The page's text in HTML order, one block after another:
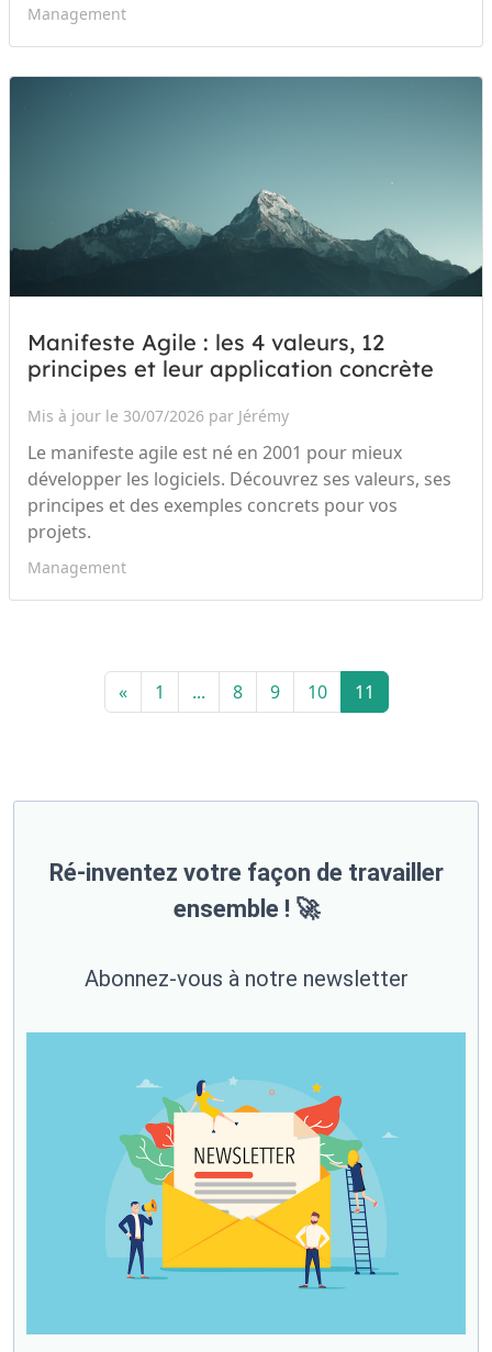
Management
Manifeste Agile : les 4 valeurs, 12
principes et leur application concrète
Mis à jour le 30/07/2026 par Jérémy
Le manifeste agile est né en 2001 pour mieux
développer les logiciels. Découvrez ses valeurs, ses
principes et des exemples concrets pour vos
projets.
Management
« 1 ... 8 9 10 11
Ré-inventez votre façon de travailler
ensemble ! 🚀
Abonnez-vous à notre newsletter